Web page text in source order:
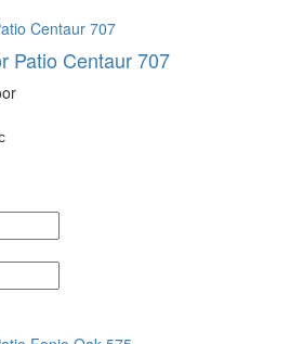
Patio Centaur 707